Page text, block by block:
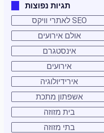
תגיות נפוצות
SEO לאתרי וויקס
אולם אירועים
אינסטגרם
אירועים
אירידיולוגיה
אשפתון מתכת
בית מזוזה
בתי מזוזה